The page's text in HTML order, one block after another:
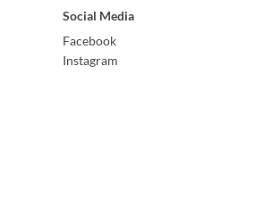
Social Media
Facebook
Instagram